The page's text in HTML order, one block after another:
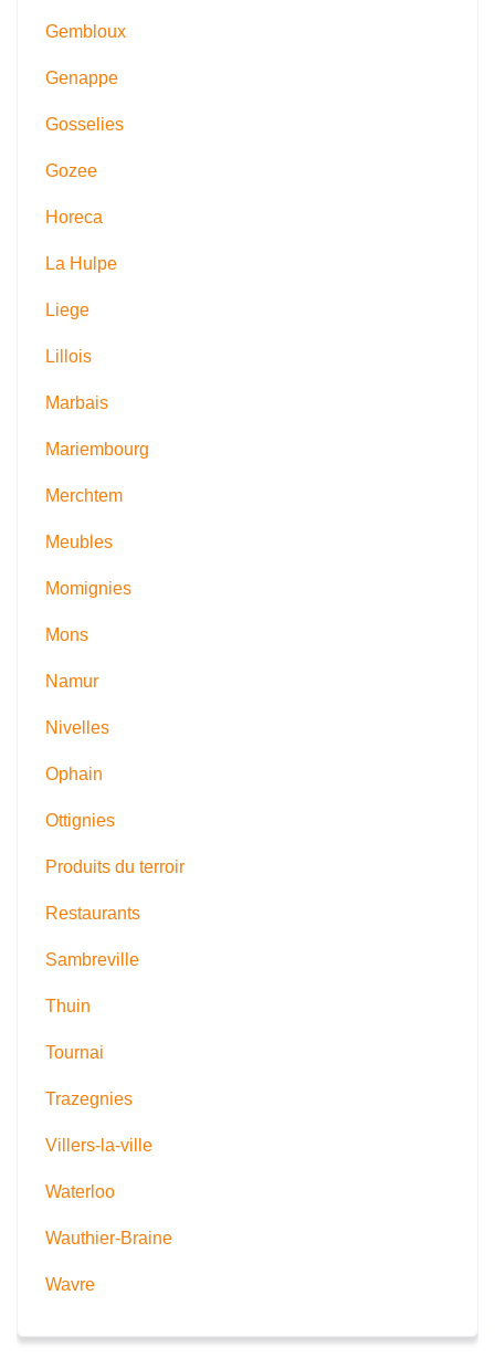
Gembloux
Genappe
Gosselies
Gozee
Horeca
La Hulpe
Liege
Lillois
Marbais
Mariembourg
Merchtem
Meubles
Momignies
Mons
Namur
Nivelles
Ophain
Ottignies
Produits du terroir
Restaurants
Sambreville
Thuin
Tournai
Trazegnies
Villers-la-ville
Waterloo
Wauthier-Braine
Wavre